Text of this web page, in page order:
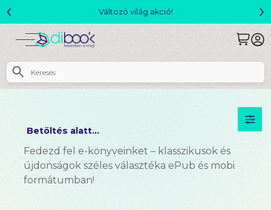
Csomagajánlatok- Akár 25% kedvezménnyel!
‹ ›
Betöltés alatt...
Fedezd fel e-könyveinket – klasszikusok és
újdonságok széles választéka ePub és mobi
formátumban!